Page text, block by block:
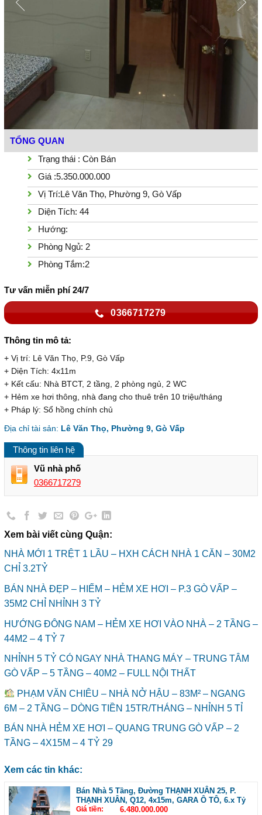
TỔNG QUAN
Trạng thái : Còn Bán
Giá :5.350.000.000
Vị Trí:Lê Văn Thọ, Phường 9, Gò Vấp
Diện Tích: 44
Hướng:
Phòng Ngủ: 2
Phòng Tắm:2
Tư vấn miễn phí 24/7
0366717279
Thông tin mô tả:
+ Vị trí: Lê Văn Thọ, P.9, Gò Vấp
+ Diện Tích: 4x11m
+ Kết cấu: Nhà BTCT, 2 tầng, 2 phòng ngủ, 2 WC
+ Hẻm xe hơi thông, nhà đang cho thuê trên 10 triệu/tháng
+ Pháp lý: Sổ hồng chính chủ
Địa chỉ tài sản: Lê Văn Thọ, Phường 9, Gò Vấp
Thông tin liên hệ
Vũ nhà phố
0366717279
Xem bài viết cùng Quận:
NHÀ MỚI 1 TRỆT 1 LẦU – HXH CÁCH NHÀ 1 CĂN – 30M2
CHỈ 3.2TỶ
BÁN NHÀ ĐẸP – HIẾM – HẺM XE HƠI – P.3 GÒ VẤP –
35M2 CHỈ NHỈNH 3 TỶ
HƯỚNG ĐÔNG NAM – HẺM XE HƠI VÀO NHÀ – 2 TẦNG –
44M2 – 4 TỶ 7
NHỈNH 5 TỶ CÓ NGAY NHÀ THANG MÁY – TRUNG TÂM
GÒ VẤP – 5 TẦNG – 40M2 – FULL NỘI THẤT
PHẠM VĂN CHIÊU – NHÀ NỞ HẬU – 83M² – NGANG
6M – 2 TẦNG – DÒNG TIỀN 15TR/THÁNG – NHỈNH 5 TỈ
BÁN NHÀ HẺM XE HƠI – QUANG TRUNG GÒ VẤP – 2
TẦNG – 4X15M – 4 TỶ 29
Xem các tin khác:
Bán Nhà 5 Tầng, Đường THẠNH XUÂN 25, P.
THẠNH XUÂN, Q12, 4x15m, GARA Ô TÔ, 6.x Tỷ
Giá tiền: 6.480.000.000